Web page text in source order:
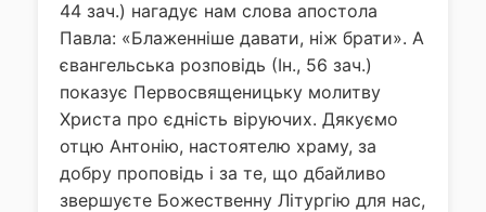
44 зач.) нагадує нам слова апостола
Павла: «Блаженніше давати, ніж брати». А
євангельська розповідь (Ін., 56 зач.)
показує Первосвященицьку молитву
Христа про єдність віруючих. Дякуємо
отцю Антонію, настоятелю храму, за
добру проповідь і за те, що дбайливо
звершуєте Божественну Літургію для нас,